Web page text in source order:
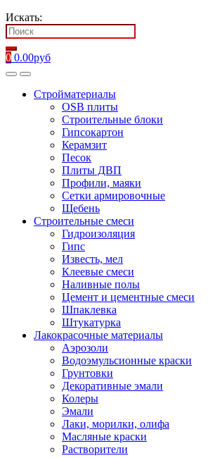
Искать:
0 0.00руб
Стройматериалы
OSB плиты
Строительные блоки
Гипсокартон
Керамзит
Песок
Плиты ДВП
Профили, маяки
Сетки армировочные
Щебень
Строительные смеси
Гидроизоляция
Гипс
Известь, мел
Клеевые смеси
Наливные полы
Цемент и цементные смеси
Шпаклевка
Штукатурка
Лакокрасочные материалы
Аэрозоли
Водоэмульсионные краски
Грунтовки
Декоративные эмали
Колеры
Эмали
Лаки, морилки, олифа
Масляные краски
Растворители